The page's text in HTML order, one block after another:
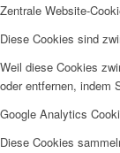
Zentrale Website-
Diese Cookies sind
Weil diese Cookies
oder entfernen, indem
Google Analytics
Diese Cookies